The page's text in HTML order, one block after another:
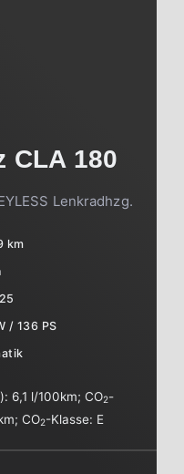
CLA 180
Lenkradhzg.
km
/ 136 PS
6,1 l/100km;CO2-
;CO2-Klasse: E